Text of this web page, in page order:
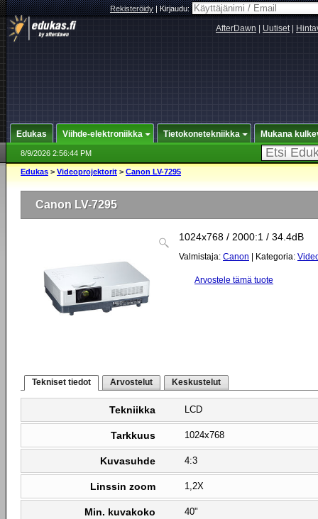
Rekisteröidy|Kirjaudu:
AfterDawn Uutiset|
Edukas Viihde-elektroniikka Tietokonetekniikka Mukana
8/9/2026 2:56:44 PM
Edukas > Videoprojektorit > Canon LV-7295
Canon LV-7295
1024x768 / 2000:1 / 34.4dB
Valmistaja: Canon | Kategoria:
Arvostele tämä tuote
Tekniset tiedot Arvostelut Keskustelut
Tekniikka LCD
Tarkkuus 1024x768
Kuvasuhde 4:3
Linssin zoom 1,2X
Min. kuvakoko 40"